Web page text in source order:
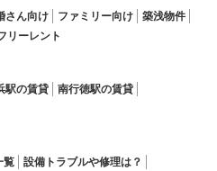
さん向け ファミリー向け
築浅物件
リーレント
駅の賃貸
南行徳駅の賃貸
覧
設備トラブルや修理は？